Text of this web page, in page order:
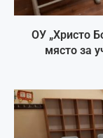
ОУ „Христо
място за